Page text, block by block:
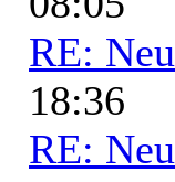
RE:
18:36
RE: